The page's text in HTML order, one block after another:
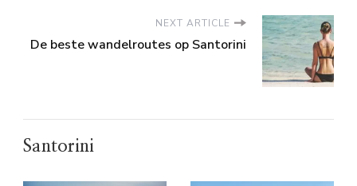
NEXT ARTICLE
De beste wandelroutes op Santorini
Santorini